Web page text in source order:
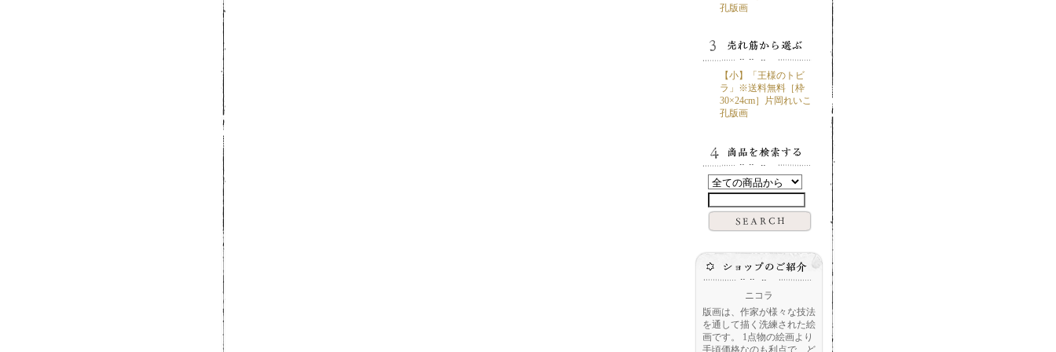
孔版画
【小】「王様のトビ
ラ」※送料無料［枠
30×24cm］片岡れいこ
孔版画
ニコラ
版画は、作家が様々な技法
を通して描く洗練された絵
画です。 1点物の絵画より
手頃価格なのも利点で、ど